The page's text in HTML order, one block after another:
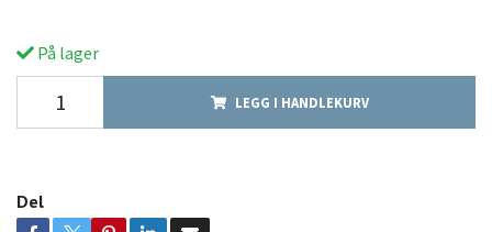
På lager
LEGG I HANDLEKURV
Del